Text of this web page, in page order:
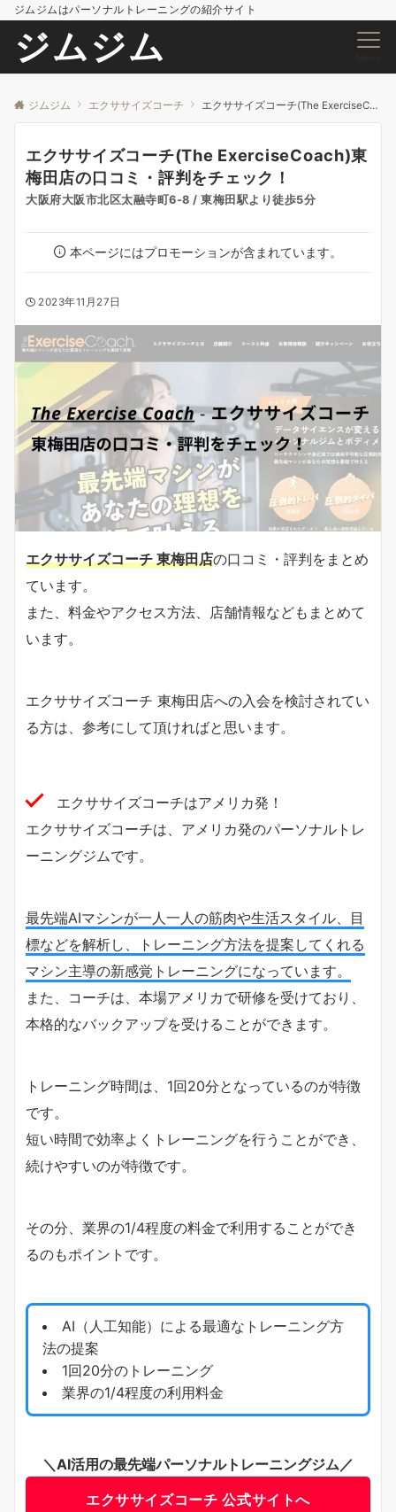
ジムジムはパーソナルトレーニングの紹介サイト
ジムジム
ジムジム エクササイズコーチ エクササイズコーチ(The ExerciseCoach)東梅田店の口コミ・評判をチェック！
エクササイズコーチ(The ExerciseCoach)東
梅田店の口コミ・評判をチェック！
大阪府大阪市北区太融寺町6-8 / 東梅田駅より徒歩5分
本ページにはプロモーションが含まれています。
2023年11月27日
エクササイズコーチ 東梅田店の口コミ・評判をまとめ
ています。
また、料金やアクセス方法、店舗情報などもまとめて
います。
エクササイズコーチ 東梅田店への入会を検討されてい
る方は、参考にして頂ければと思います。
エクササイズコーチはアメリカ発！
エクササイズコーチは、アメリカ発のパーソナルトレ
ーニングジムです。
最先端AIマシンが一人一人の筋肉や生活スタイル、目
標などを解析し、トレーニング方法を提案してくれる
マシン主導の新感覚トレーニングになっています。
また、コーチは、本場アメリカで研修を受けており、
本格的なバックアップを受けることができます。
トレーニング時間は、1回20分となっているのが特徴
です。
短い時間で効率よくトレーニングを行うことができ、
続けやすいのが特徴です。
その分、業界の1/4程度の料金で利用することができ
るのもポイントです。
AI（人工知能）による最適なトレーニング方
法の提案
1回20分のトレーニング
業界の1/4程度の利用料金
＼AI活用の最先端パーソナルトレーニングジム／
エクササイズコーチ 公式サイトへ